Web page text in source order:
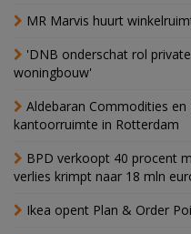
MR Marvis huurt
'DNB onderschat rol
woningbouw'
Aldebaran Commodities en
kantoorruimte in Rotterdam
BPD verkoopt 40 procent
verlies krimpt naar 18 mln
Ikea opent Plan & Order